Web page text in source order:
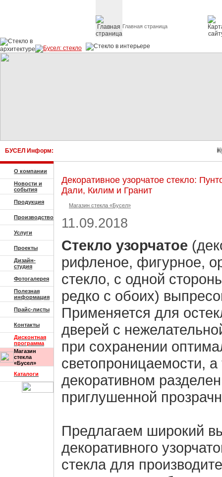
Главная страница
БУСЕЛ Информ:
О компании
Новости и
события
Продукция
Производство
Услуги
Проекты
Дизайн-
студия
Фотогалерея
Полезная
информация
Прайс-листы
Контакты
Дисконтная
программа
Магазин
стекла
«Бусел»
Каталоги
Декоративное узорчатое стекло:
Дали, Килим и Гранит
Магазин стекла «Бусел»
11.09.2018
Стекло узорчатое
рифленое, фигурное,
стекло, с одной
редко с обоих)
Применяется для
дверей с
при сохранении
светопроницаемости, а
декоративном
приглушенной
Предлагаем широкий
декоративного
стекла для